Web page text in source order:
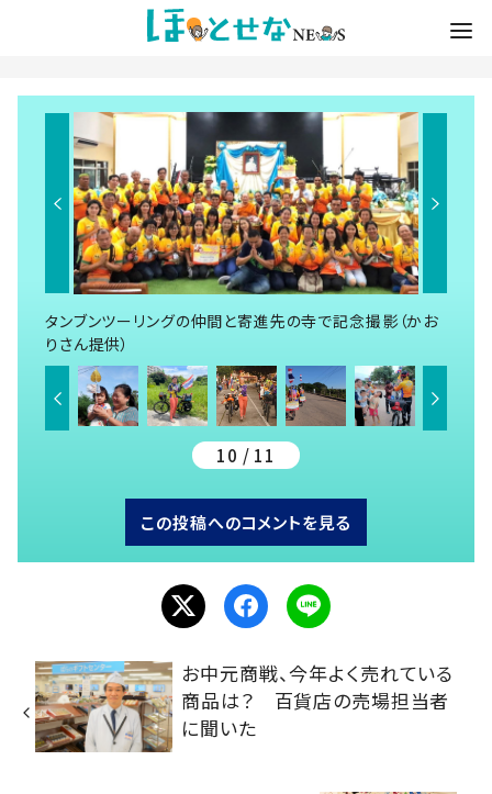
タンブンツーリングの仲間と寄進先の寺で記念撮影（かお
りさん提供）
10 / 11
この投稿へのコメントを見る
お中元商戦、今年よく売れている
商品は？ 百貨店の売場担当者
に聞いた